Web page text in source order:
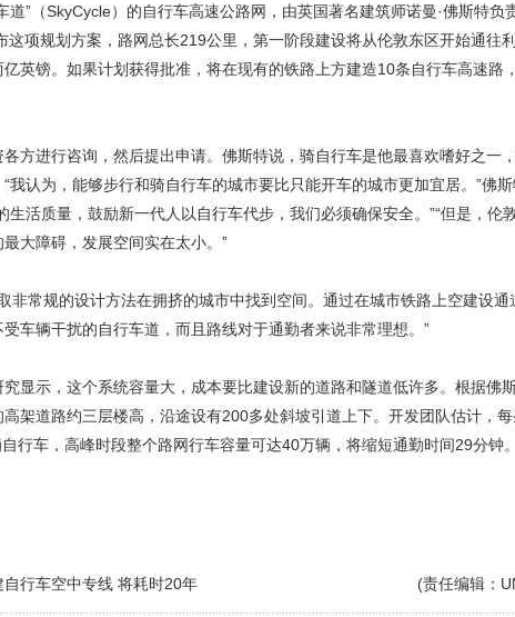
”（SkyCycle）的自行车高速公路网，由英国著名建筑师诺曼·佛斯特负
这项规划方案，路网总长219公里，第一阶段建设将从伦敦东区开始通往
英镑。如果计划获得批准，将在现有的铁路上方建造10条自行车高速路
进行咨询，然后提出申请。佛斯特说，骑自行车是他最喜欢嗜好之一
我认为，能够步行和骑自行车的城市要比只能开车的城市更加宜居。”佛
生活质量，鼓励新一代人以自行车代步，我们必须确保安全。”“但是，伦
大障碍，发展空间实在太小。”
常规的设计方法在拥挤的城市中找到空间。通过在城市铁路上空建设通
车辆干扰的自行车道，而且路线对于通勤者来说非常理想。”
示，这个系统容量大，成本要比建设新的道路和隧道低许多。根据佛
架道路约三层楼高，沿途设有200多处斜坡引道上下。开发团队估计，每
行车，高峰时段整个路网行车容量可达40万辆，将缩短通勤时间29分钟
(责任编辑：
行车空中专线 将耗时20年